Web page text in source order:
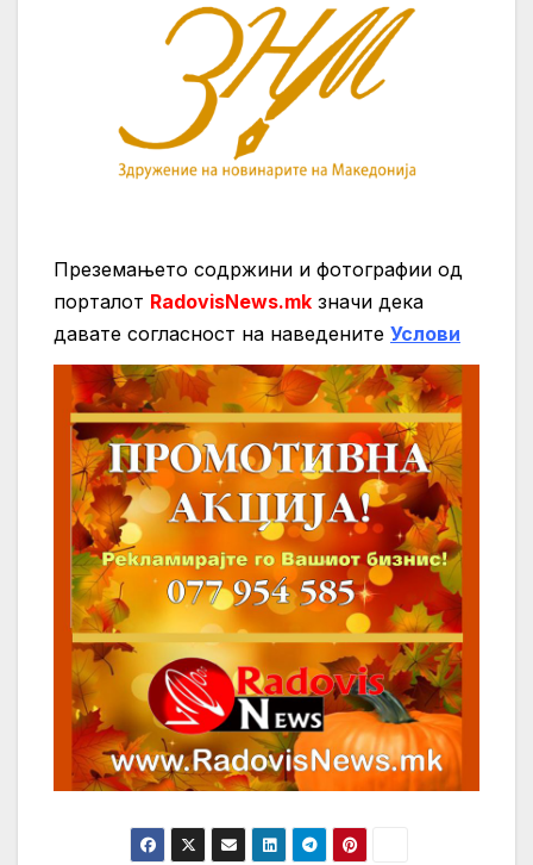
Преземањето содржини и фотографии од
порталот RadovisNews.mk значи дека
давате согласност на нaведените Услови